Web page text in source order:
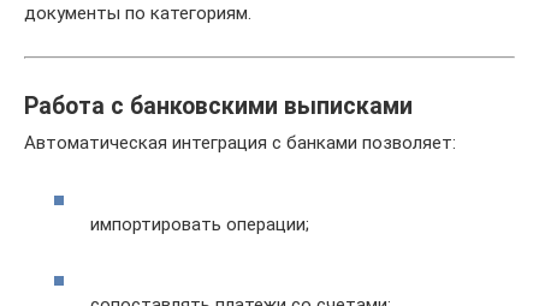
документы по категориям.
Работа с банковскими выписками
Автоматическая интеграция с банками позволяет:
импортировать операции;